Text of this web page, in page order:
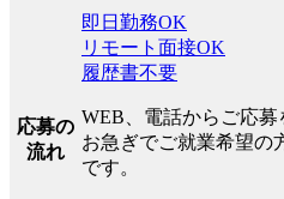
応募の
流れ
即日勤務OK
リモート面接OK
履歴書不要
WEB、電話からご応募
お急ぎでご就業希望の
です。